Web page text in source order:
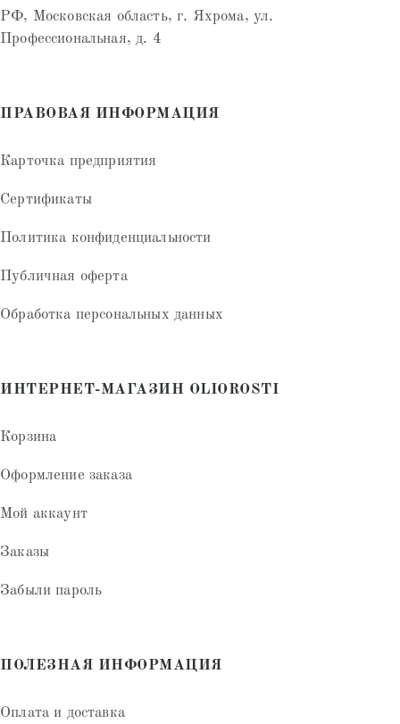
РФ, Московская область, г. Яхрома, ул.
Профессиональная, д. 4
ПРАВОВАЯ ИНФОРМАЦИЯ
Карточка предприятия
Сертификаты
Политика конфиденциальности
Публичная оферта
Обработка персональных данных
ИНТЕРНЕТ-МАГАЗИН OLIOROSTI
Корзина
Оформление заказа
Мой аккаунт
Заказы
Забыли пароль
ПОЛЕЗНАЯ ИНФОРМАЦИЯ
Оплата и доставка